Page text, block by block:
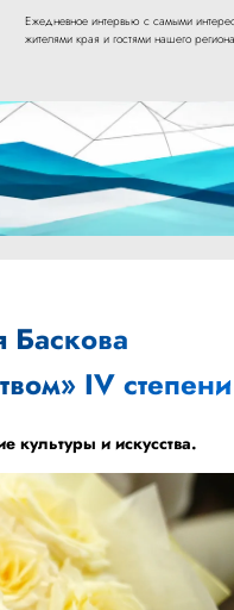
Ежедневное интервью с самыми
жителями края и гостями нашего
IV степени
культуры и искусства.